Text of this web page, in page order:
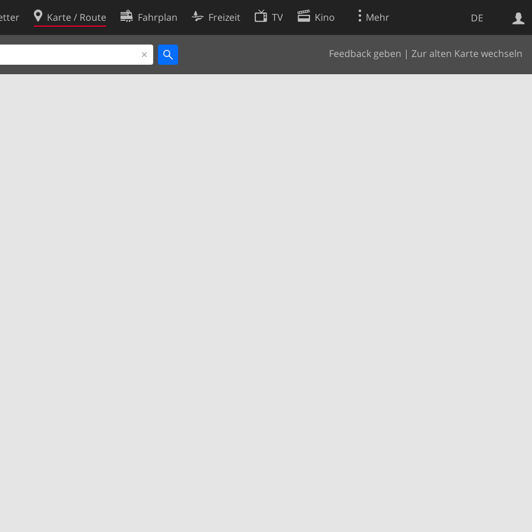
DE
Karte / Route Fahrplan Freizeit TV Kino Mehr
Feedback geben | Zur alten Karte wechseln
Websuche
Cookie-Richtlinie
Cookie-Einstellungen